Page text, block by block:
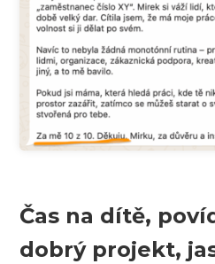
Čas na dítě,
dobrý projekt,